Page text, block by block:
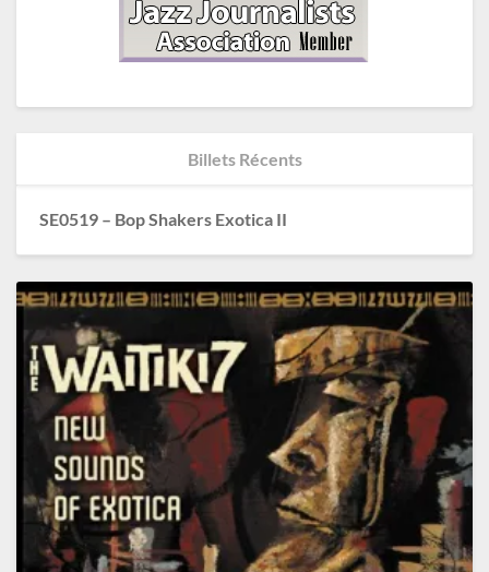
Billets Récents
SE0519 – Bop Shakers Exotica II